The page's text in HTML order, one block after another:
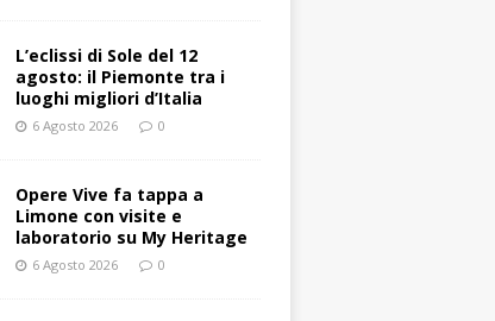
L’eclissi di Sole del 12
agosto: il Piemonte tra i
luoghi migliori d’Italia
6 Agosto 2026 0
Opere Vive fa tappa a
Limone con visite e
laboratorio su My Heritage
6 Agosto 2026 0